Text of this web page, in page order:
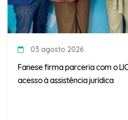
03 agosto 2026
Fanese firma parceria com o
acesso à assistência jurídica